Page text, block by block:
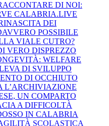
DI NOI:
CALABRIA.LIVE
DEI
POSSIBILE
VIALE CUTRO?
VERO DISPREZZO
WELFARE
DI SVILUPPO
DI OCCHIUTO
L’ARCHIVIAZIONE
UN COMPARTO
A DIFFICOLTÀ
IN CALABRIA
SCOLASTICA